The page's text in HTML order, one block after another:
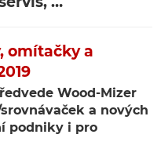
omítačky a
Wood-Mizer
a nových
podniky i pro